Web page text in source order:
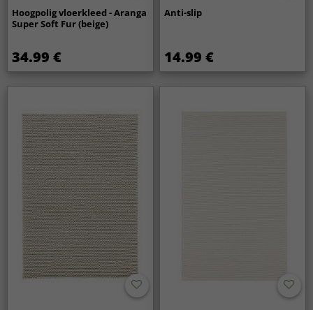
Hoogpolig vloerkleed - Aranga
Super Soft Fur (beige)
34.99 €
Anti-slip
14.99 €